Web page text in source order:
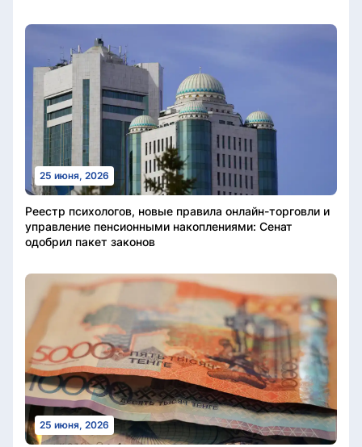
25 июня, 2026
Реестр психологов, новые правила онлайн-торговли и
управление пенсионными накоплениями: Сенат
одобрил пакет законов
25 июня, 2026